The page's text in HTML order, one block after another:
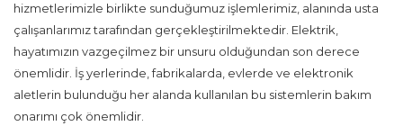
hizmetlerimizle birlikte sunduğumuz işlemlerimiz, alanında usta
çalışanlarımız tarafından gerçekleştirilmektedir. Elektrik,
hayatımızın vazgeçilmez bir unsuru olduğundan son derece
önemlidir. İş yerlerinde, fabrikalarda, evlerde ve elektronik
aletlerin bulunduğu her alanda kullanılan bu sistemlerin bakım
onarımı çok önemlidir.